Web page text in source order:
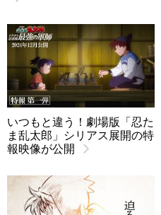
いつもと違う！劇場版「忍た
ま乱太郎」シリアス展開の特
報映像が公開